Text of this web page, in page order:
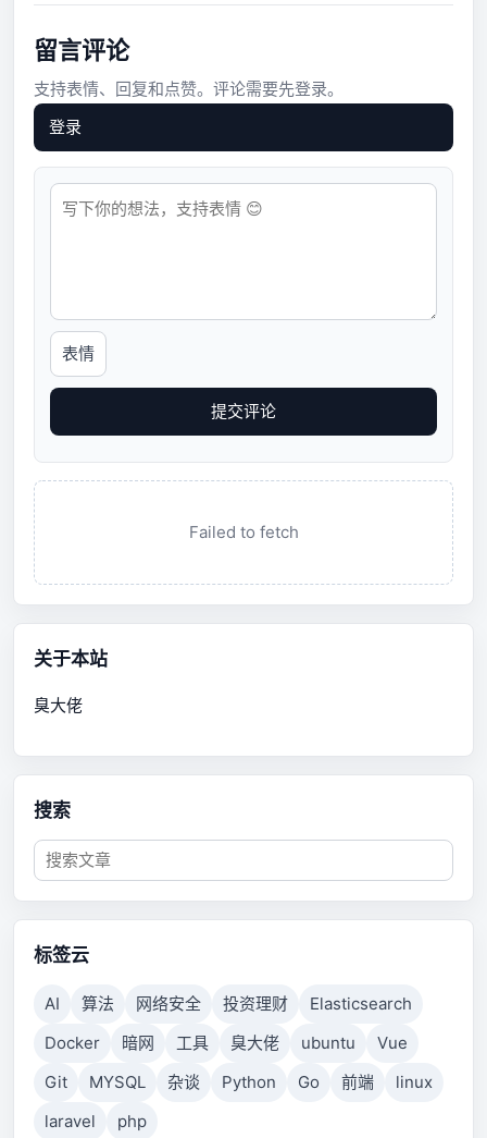
留言评论
支持表情、回复和点赞。评论需要先登录。
登录
表情
提交评论
Failed to fetch
关于本站
臭大佬
搜索
标签云
AI 算法 网络安全 投资理财
Elasticsearch
Docker
暗网 工具 臭大佬 ubuntu
Vue
Git
MYSQL 杂谈 Python Go 前端
linux
laravel
php